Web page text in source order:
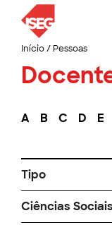
Início/ Pessoas
A B C D E
Tipo
Ciências Sociais